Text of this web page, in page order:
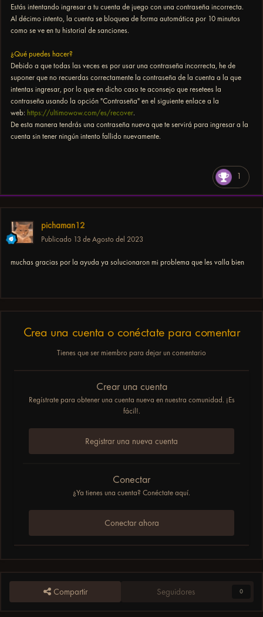
Estás intentando ingresar a tu cuenta de juego con una contraseña incorrecta.
Al décimo intento, la cuenta se bloquea de forma automática por 10 minutos
como se ve en tu historial de sanciones.
¿Qué puedes hacer?
Debido a que todas las veces es por usar una contraseña incorrecta, he de
suponer que no recuerdas correctamente la contraseña de la cuenta a la que
intentas ingresar, por lo que en dicho caso te aconsejo que resetees la
contraseña usando la opción "Contraseña" en el siguiente enlace a la
web: https://ultimowow.com/es/recover.
De esta manera tendrás una contraseña nueva que te servirá para ingresar a la
cuenta sin tener ningún intento fallido nuevamente.
1
pichaman12
Publicado 13 de Agosto del 2023
muchas gracias por la ayuda ya solucionaron mi problema que les valla bien
Crea una cuenta o conéctate para comentar
Tienes que ser miembro para dejar un comentario
Crear una cuenta
Regístrate para obtener una cuenta nueva en nuestra comunidad. ¡Es
fácil!.
Registrar una nueva cuenta
Conectar
¿Ya tienes una cuenta? Conéctate aquí.
Conectar ahora
Compartir Seguidores 0